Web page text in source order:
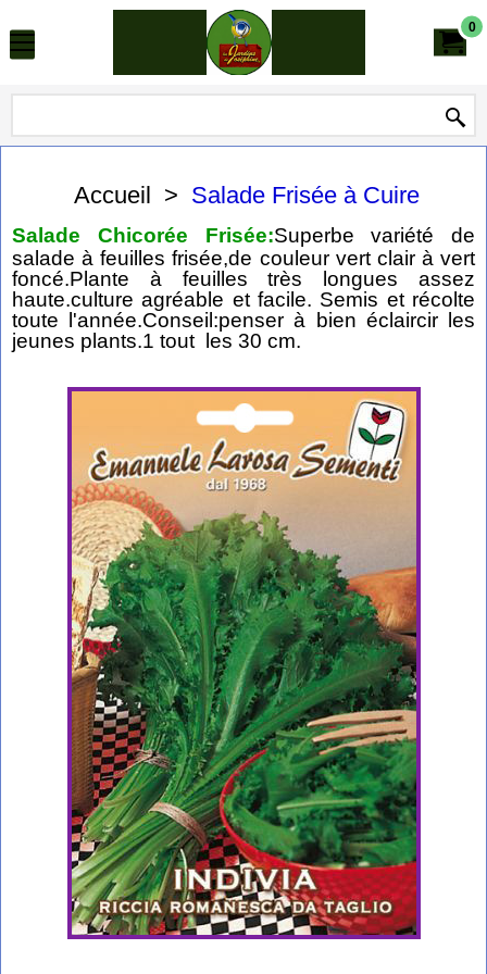
0
Accueil > Salade Frisée à Cuire
Salade Chicorée Frisée:Superbe variété de
salade à feuilles frisée,de couleur vert clair à vert
foncé.Plante à feuilles très longues assez
haute.culture agréable et facile. Semis et récolte
toute l'année.Conseil:penser à bien éclaircir les
jeunes plants.1 tout les 30 cm.